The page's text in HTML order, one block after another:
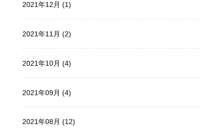
2021年12月 (1)
2021年11月 (2)
2021年10月 (4)
2021年09月 (4)
2021年08月 (12)